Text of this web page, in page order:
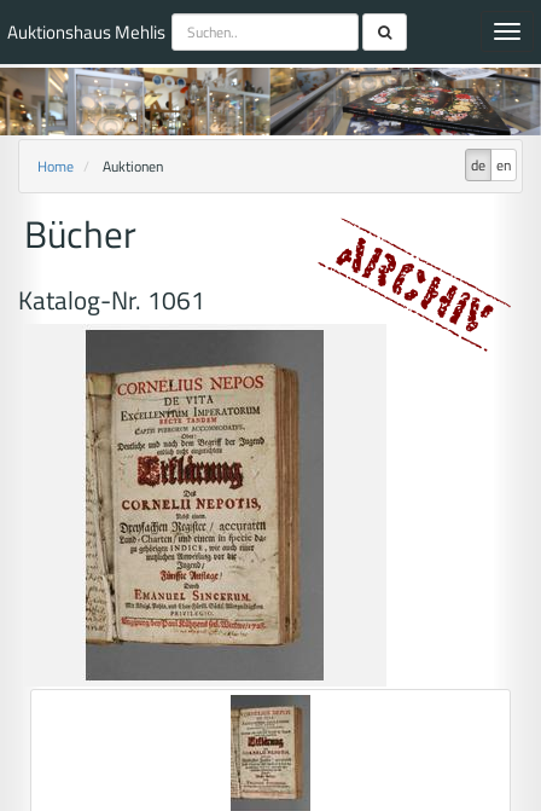
Auktionshaus Mehlis
de en
Home Auktionen
Bücher
Katalog-Nr. 1061